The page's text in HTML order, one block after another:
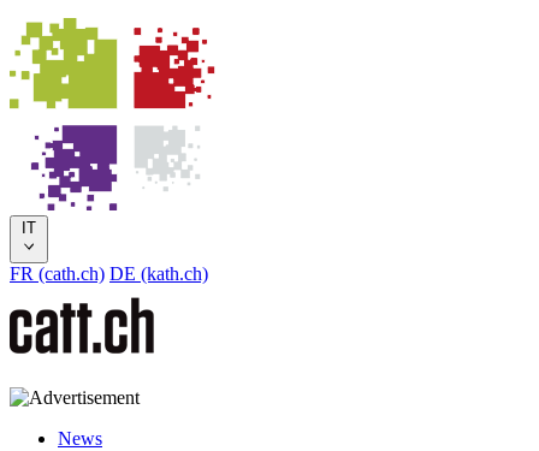
IT
FR (cath.ch) DE (kath.ch)
News